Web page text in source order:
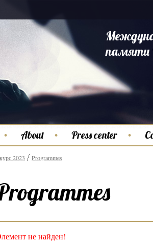
памяти
About Press center
2023 Programmes
не найден!